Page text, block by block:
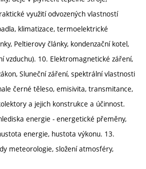
využití odvozených vlastností
klimatizace, termoelektrické
Peltierovy články, kondenzační kotel,
vzduchu). 10. Elektromagnetické záření,
Sluneční záření, spektrální vlastnosti
černé těleso, emisivita, transmitance,
a jejich konstrukce a účinnost.
energie - energetické přeměny,
energie, hustota výkonu. 13.
meteorologie, složení atmosféry,